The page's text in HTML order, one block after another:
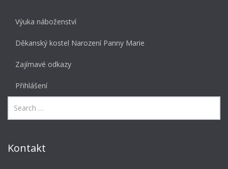
Výuka náboženství
Děkanský kostel Narození Panny Marie
Zajímavé odkazy
Přihlášení
Kontakt